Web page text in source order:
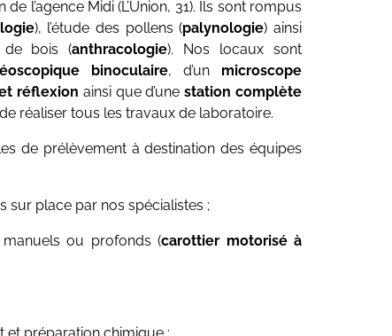
l’agence Midi (L’Union, 31). Ils sont rompus
), l’étude des pollens (palynologie) ainsi
de bois (anthracologie). Nos locaux sont
binoculaire, d’un microscope
réflexion ainsi que d’unestation complète
réaliser tous les travaux de laboratoire.
de prélèvement à destination des équipes
sur place par nos spécialistes ;
ou profonds (carottier motorisé à